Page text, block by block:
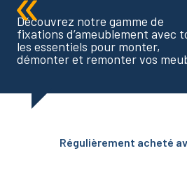
Découvrez notre gamme de
fixations d’ameublement avec
les essentiels pour monter,
démonter et remonter vos
Régulièrement acheté